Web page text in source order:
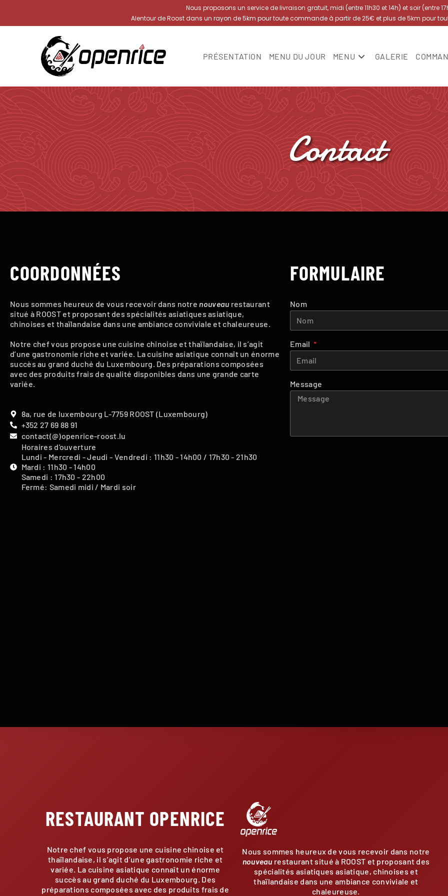
Nous proposons un service de livraison gratuit, midi (entre 11h30 et 14h) et soir (entre
Alentour de Roost dans un rayon de 5km pour toute commande à partir de 25€ et plus de 5km pour
PRÉSENTATION MENU DU JOUR MENU GALERIE
Contact
COORDONNÉES
Nous sommes heureux de vous recevoir dans notrenouveau restaurant
situé à ROOST et proposant des spécialités asiatiques asiatique,
chinoises et thaïlandaise dans une ambiance conviviale et chaleureuse.
Notre chef vous propose une cuisine chinoise et thaïlandaise, il s’agit
d’une gastronomie riche et variée. La cuisine asiatique connaît un énorme
succès au grand duché du Luxembourg. Des préparations composées
avec des produits frais de qualité disponibles dans une grande carte
variée.
8a, rue de luxembourg L-7759 ROOST (Luxembourg)
+352 27 69 88 91
contact(@)openrice-roost.lu
Horaires d'ouverture
Lundi - Mercredi - Jeudi - Vendredi : 11h30 - 14h00 / 17h30 - 21h30
Mardi : 11h30 - 14h00
Samedi : 17h30 - 22h00
Fermé: Samedi midi / Mardi soir
FORMULAIRE
Nom
Email
Message
RESTAURANT OPENRICE
Notre chef vous propose une cuisine chinoise et
thaïlandaise, il s’agit d’une gastronomie riche et
variée. La cuisine asiatique connaît un énorme
succès au grand duché du Luxembourg. Des
préparations composées avec des produits frais de
Nous sommes heureux de vous recevoir dans notre
nouveau restaurant situé à ROOST et proposant des
spécialités asiatiques asiatique, chinoises et
thaïlandaise dans une ambiance conviviale et
chaleureuse.